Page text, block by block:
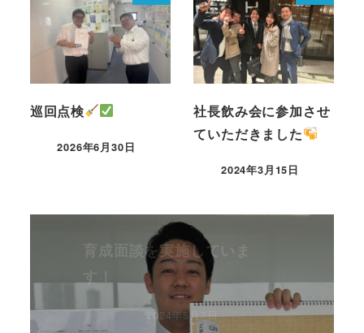
巡回点検
2026年6月30日
社長飲み会に参加させ
ていただきました
2024年3月15日
育成面談を実施していま
す！
2024年8月7日